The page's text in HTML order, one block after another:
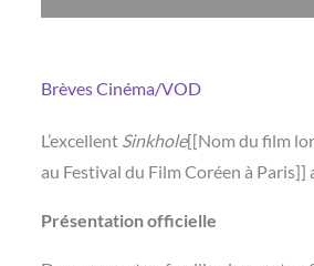
BrèvesCinéma/VOD
L’excellent Sinkhole[[Nom du film
au Festival du Film Coréen à Paris]]
Présentation officielle